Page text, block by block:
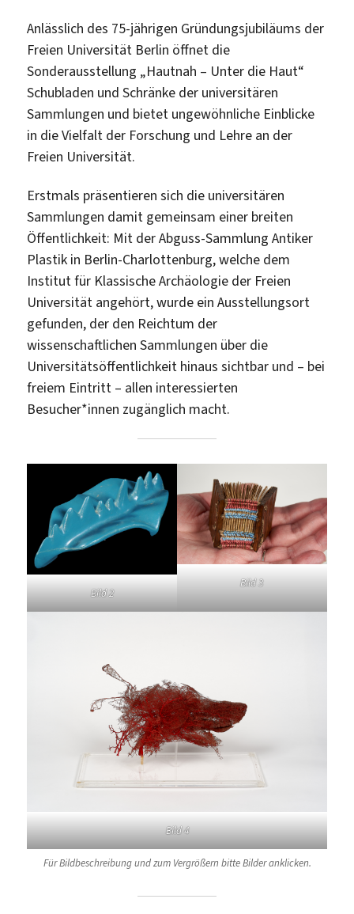
Anlässlich des 75-jährigen Gründungsjubiläums der
Freien Universität Berlin öffnet die
Sonderausstellung „Hautnah – Unter die Haut“
Schubladen und Schränke der universitären
Sammlungen und bietet ungewöhnliche Einblicke
in die Vielfalt der Forschung und Lehre an der
Freien Universität.
Erstmals präsentieren sich die universitären
Sammlungen damit gemeinsam einer breiten
Öffentlichkeit: Mit der Abguss-Sammlung Antiker
Plastik in Berlin-Charlottenburg, welche dem
Institut für Klassische Archäologie der Freien
Universität angehört, wurde ein Ausstellungsort
gefunden, der den Reichtum der
wissenschaftlichen Sammlungen über die
Universitätsöffentlichkeit hinaus sichtbar und – bei
freiem Eintritt – allen interessierten
Besucher*innen zugänglich macht.
Bild 2
Bild 3
Bild 4
Für Bildbeschreibung und zum Vergrößern bitte Bilder anklicken.